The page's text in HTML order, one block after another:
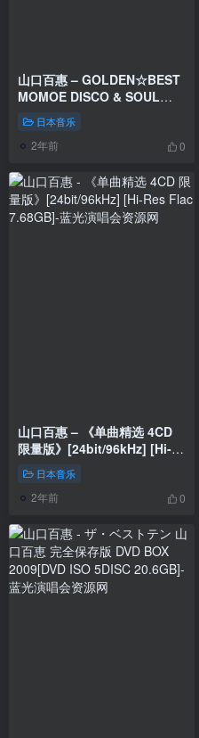
山口百惠 – GOLDEN☆BEST
MOMOE DISCO & SOUL
2023 [24Bit/96kHz] [Hi-Res
Flac 1.63GB]
日本音乐
2年前 0
山口百惠 – 《单曲精选 4CD
限量版》[24bit/96kHz] [Hi-
Res Flac 7.68GB]
日本音乐
2年前 0